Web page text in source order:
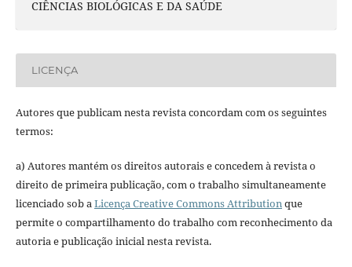
CIÊNCIAS BIOLÓGICAS E DA SAÚDE
LICENÇA
Autores que publicam nesta revista concordam com os seguintes
termos:
a) Autores mantém os direitos autorais e concedem à revista o
direito de primeira publicação, com o trabalho simultaneamente
licenciado sob aLicença Creative Commons Attributionque
permite o compartilhamento do trabalho com reconhecimento da
autoria e publicação inicial nesta revista.